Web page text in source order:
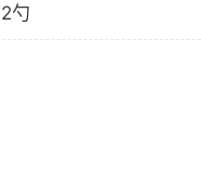
2勺